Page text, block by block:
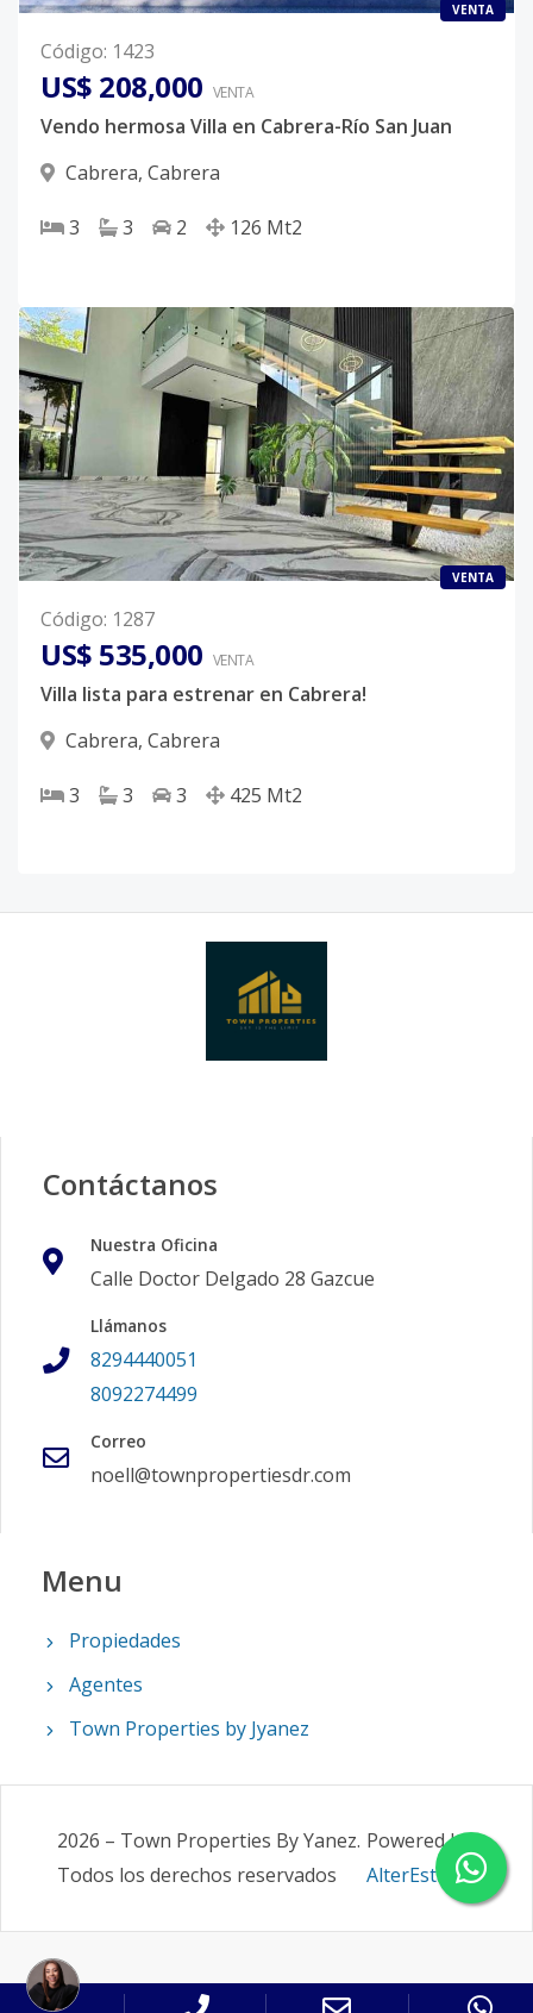
VENTA
Código: 1423
US$ 208,000 VENTA
Vendo hermosa Villa en Cabrera-Río San Juan
Cabrera, Cabrera
3 3 2 126 Mt2
VENTA
Código: 1287
US$ 535,000 VENTA
Villa lista para estrenar en Cabrera!
Cabrera, Cabrera
3 3 3 425 Mt2
Contáctanos
Nuestra Oficina
Calle Doctor Delgado 28 Gazcue
Llámanos
8294440051
8092274499
Correo
noell@townpropertiesdr.com
Menu
Propiedades
Agentes
Town Properties by Jyanez
2026 – Town Properties By Yanez.
Todos los derechos reservados
Powered by
AlterEstate